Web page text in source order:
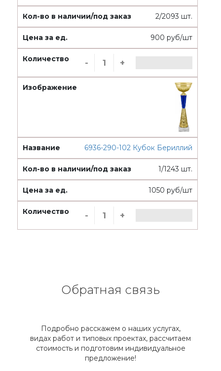
2/2093 шт.
900 руб/шт
- +
6936-290-102 Кубок Бериллий
1/1243 шт.
1050 руб/шт
- +
Обратная связь
Подробно расскажем о наших услугах,
видах работ и типовых проектах, рассчитаем
стоимость и подготовим индивидуальное
предложение!